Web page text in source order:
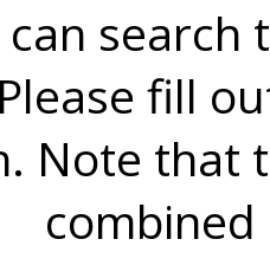
search
fill
Note that
combined